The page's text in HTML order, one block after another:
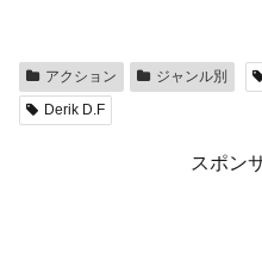
アクション ジャンル別
Derik D.F
スポン